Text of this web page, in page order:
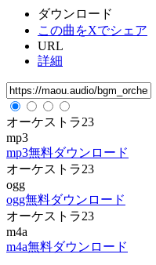
ダウンロード
この曲をXでシェア
URL
詳細
オーケストラ23
mp3
mp3無料ダウンロード
オーケストラ23
ogg
ogg無料ダウンロード
オーケストラ23
m4a
m4a無料ダウンロード